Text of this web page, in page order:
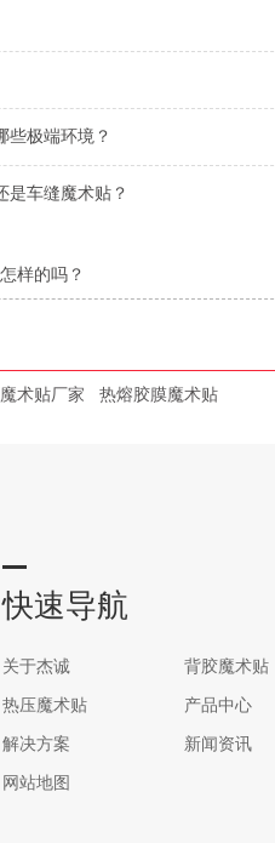
些极端环境？
是车缝魔术贴？
样的吗？
术贴厂家 热熔胶膜魔术贴
快速导航
关于杰诚 背胶魔术
热压魔术贴 产品中心
解决方案 新闻资讯
网站地图